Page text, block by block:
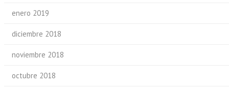
enero 2019
diciembre 2018
noviembre 2018
octubre 2018